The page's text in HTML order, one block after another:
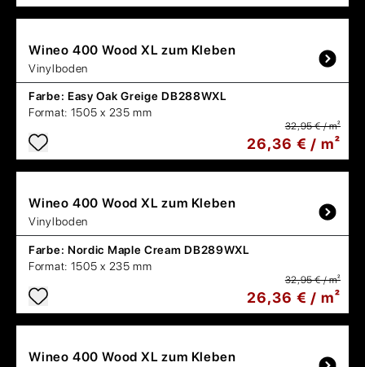
Wineo 400 Wood XL zum Kleben
Vinylboden
Farbe: Easy Oak Greige DB288WXL
Format: 1505 x 235 mm
32,95 € / m²
26,36 € / m²
Wineo 400 Wood XL zum Kleben
Vinylboden
Farbe: Nordic Maple Cream DB289WXL
Format: 1505 x 235 mm
32,95 € / m²
26,36 € / m²
Wineo 400 Wood XL zum Kleben